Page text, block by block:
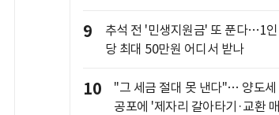
9
추석 전 '민생지원금' 또 푼다…1인
당 최대 50만원 어디서 받나
10
"그 세금 절대 못 낸다"… 양도세
공포에 '제자리 갈아타기·교환 매